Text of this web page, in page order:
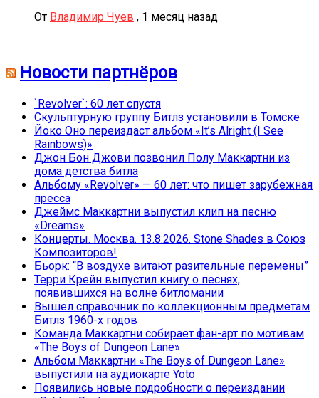
От Владимир Чуев , 1 месяц назад
Новости партнёров
`Revolver`: 60 лет спустя
Скульптурную группу Битлз установили в Томске
Йоко Оно переиздаст альбом «It’s Alright (I See
Rainbows)»
Джон Бон Джови позвонил Полу Маккартни из
дома детства битла
Альбому «Revolver» — 60 лет: что пишет зарубежная
пресса
Джеймс Маккартни выпустил клип на песню
«Dreams»
Концерты. Москва. 13.8.2026. Stone Shades в Союз
Композиторов!
Бьорк: “В воздухе витают разительные перемены”
Терри Крейн выпустил книгу о песнях,
появившихся на волне битломании
Вышел справочник по коллекционным предметам
Битлз 1960-х годов
Команда Маккартни собирает фан-арт по мотивам
«The Boys of Dungeon Lane»
Альбом Маккартни «The Boys of Dungeon Lane»
выпустили на аудиокарте Yoto
Появились новые подробности о переиздании